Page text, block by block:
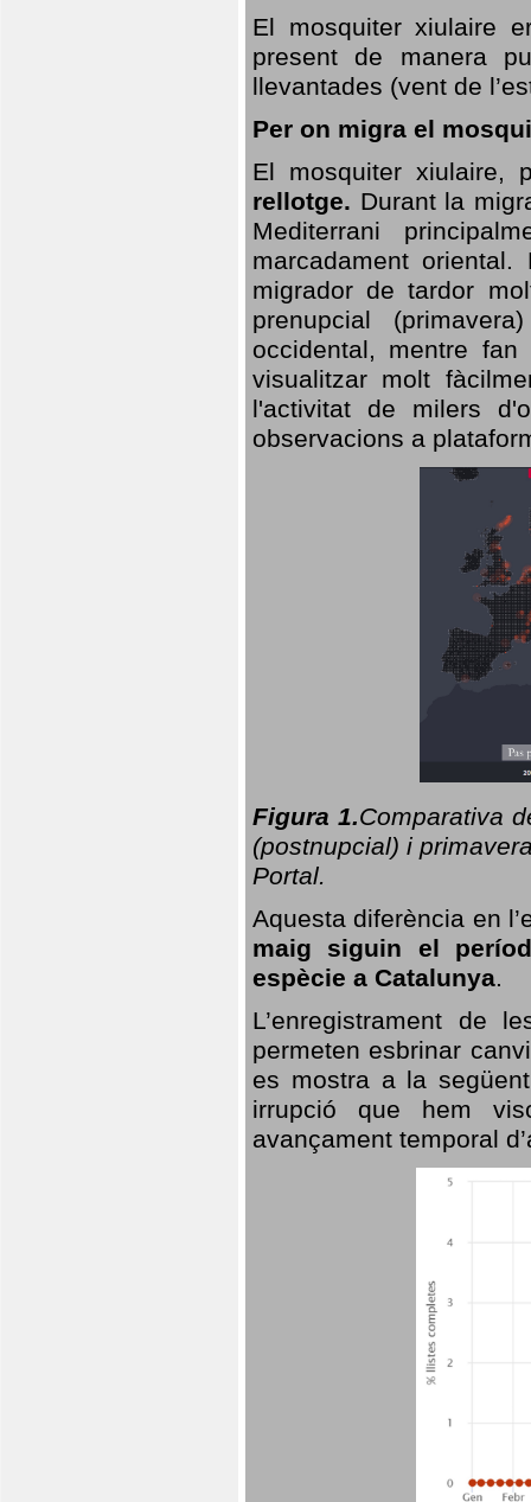
El mosquiter xiulaire
present de manera
llevantades (vent de
Per on migra el
El mosquiter xiulaire,
rellotge. Durant la
Mediterrani
marcadament
migrador de tardor
prenupcial
occidental, mentre
visualitzar molt
l'activitat de milers
observacions a
Figura 1.Comparativa
(postnupcial) i
Portal.
Aquesta diferència en
maig siguin el
espècie a Catalunya.
L’enregistrament de
permeten esbrinar
es mostra a la
irrupció que hem
avançament temporal